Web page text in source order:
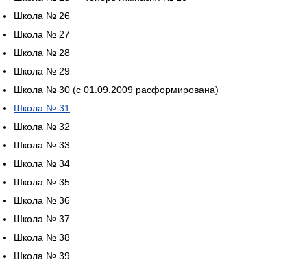
Школа № 26
Школа № 27
Школа № 28
Школа № 29
Школа № 30 (с 01.09.2009 расформирована)
Школа № 31
Школа № 32
Школа № 33
Школа № 34
Школа № 35
Школа № 36
Школа № 37
Школа № 38
Школа № 39